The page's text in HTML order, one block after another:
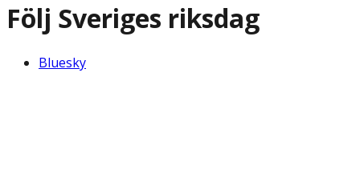
Följ Sveriges riksdag
Bluesky